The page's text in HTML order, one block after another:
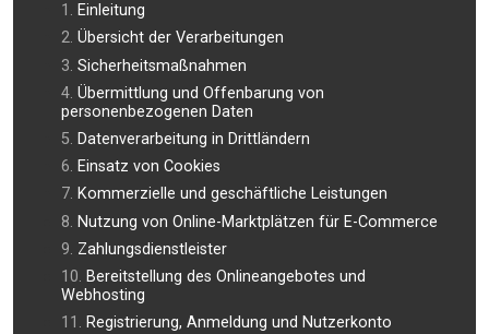
Einleitung
Übersicht der Verarbeitungen
Sicherheitsmaßnahmen
Übermittlung und Offenbarung von
personenbezogenen Daten
Datenverarbeitung in Drittländern
Einsatz von Cookies
Kommerzielle und geschäftliche Leistungen
Nutzung von Online-Marktplätzen für E-Commerce
Zahlungsdienstleister
Bereitstellung des Onlineangebotes und
Webhosting
Registrierung, Anmeldung und Nutzerkonto